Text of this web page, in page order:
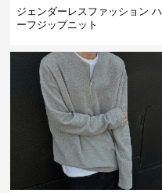
ジェンダーレスファッション ハ
ーフジップニット